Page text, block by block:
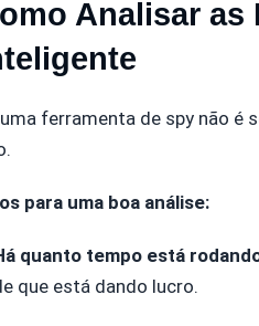
Analisar as
ferramenta de spy não é
para uma boa análise:
quanto tempo está
que está dando lucro.